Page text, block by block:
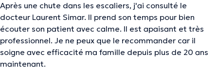
Après une chute dans les escaliers, j'ai consulté le
docteur Laurent Simar. Il prend son temps pour bien
écouter son patient avec calme. Il est apaisant et très
professionnel. Je ne peux que le recommander car il
soigne avec efficacité ma famille depuis plus de 20 ans
maintenant.